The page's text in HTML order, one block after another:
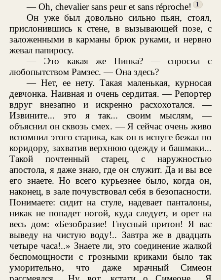
— Oh, chevalier sans peur et sans réproche!
1
Он уже был довольно сильно пьян, стоял,
прислонившись к стене, в вызывающей позе, с
заложенными в карманы брюк руками, и нервно
жевал папиросу.
— Это какая же Нинка? — спросил с
любопытством Рамзес. — Она здесь?
— Нет, ее нету. Такая маленькая, курносая
девчонка. Наивная и очень сердитая. — Репортер
вдруг внезапно и искренно расхохотался. —
Извините... это я так... своим мыслям, —
объяснил он сквозь смех. — Я сейчас очень живо
вспомнил этого старика, как он в испуге бежал по
коридору, захватив верхнюю одежду и башмаки...
Такой почтенный старец, с наружностью
апостола, я даже знаю, где он служит. Да и вы все
его знаете. Но всего курьезнее было, когда он,
наконец, в зале почувствовал себя в безопасности.
Понимаете: сидит на стуле, надевает панталоны,
никак не попадет ногой, куда следует, и орет на
весь дом: «Безобразие! Гнусный притон! Я вас
выведу на чистую воду!.. Завтра же в двадцать
четыре часа!..» Знаете ли, это соединение жалкой
беспомощности с грозными криками было так
уморительно, что даже мрачный Симеон